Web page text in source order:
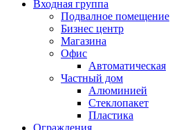
Входная группа
Подвалное помещение
Бизнес центр
Магазина
Офис
Автоматическая
Частный дом
Алюминией
Стеклопакет
Пластика
Ограждения